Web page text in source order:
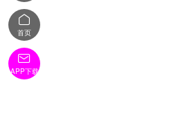

首页

APP下载